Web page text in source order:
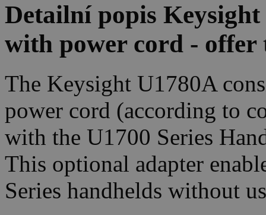
Detailní popis
with power cord - offer
The Keysight U1780A
power cord (according to
with the U1700 Series
This optional adapter
Series handhelds without